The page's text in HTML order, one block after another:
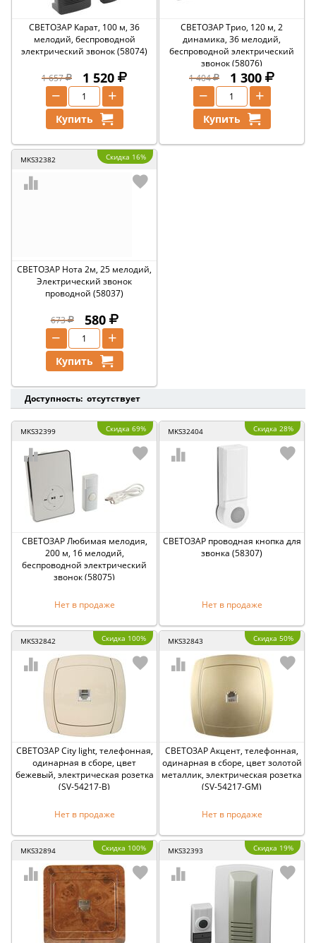
СВЕТОЗАР Карат, 100 м, 36
мелодий, беспроводной
электрический звонок (58074)
1 657 1 520
+
−
Купить
СВЕТОЗАР Трио, 120 м, 2
динамика, 36 мелодий,
беспроводной электрический
звонок (58076)
1 404
1 300
+
−
Купить
MKS32382 Скидка 16%
СВЕТОЗАР Нота 2м, 25 мелодий,
Электрический звонок
проводной (58037)
673 580
+
−
Купить
Доступность: отсутствует
MKS32399 Скидка 69%
СВЕТОЗАР Любимая мелодия,
200 м, 16 мелодий,
беспроводной электрический
звонок (58075)
Нет в продаже
MKS32404 Скидка 28%
СВЕТОЗАР проводная кнопка для
звонка (58307)
Нет в продаже
MKS32842 Скидка 100%
СВЕТОЗАР City light, телефонная,
одинарная в сборе, цвет
бежевый, электрическая розетка
(SV-54217-B)
Нет в продаже
MKS32843 Скидка 50%
СВЕТОЗАР Акцент, телефонная,
одинарная в сборе, цвет золотой
металлик, электрическая розетка
(SV-54217-GM)
Нет в продаже
MKS32894 Скидка 100% MKS32393 Скидка 19%